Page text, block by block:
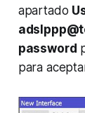
apartado
password
para